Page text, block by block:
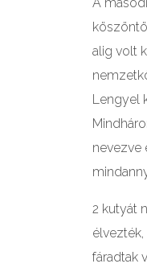
alig volt
Lengyel
nevezve
2 kutyát
fáradtak